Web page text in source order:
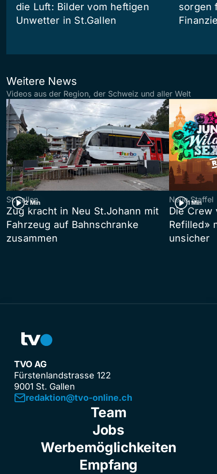
die Luft: Bilder vom heftigen
Unwetter in St.Gallen
sorgen
Weitere News
Videos aus der Region, der Schweiz und aller Welt
2 Min
St.Gallen
Zug kracht in Neu St.Johann mit
Fahrzeug auf Bahnschranke
zusammen
1 Min
Neue Staffel
Die Crew
Refilled»
unsicher
TVO AG
Fürstenlandstrasse 122
9001 St. Gallen
redaktion@tvo-online.ch
Team
Jobs
Werbemöglichkeiten
Empfang